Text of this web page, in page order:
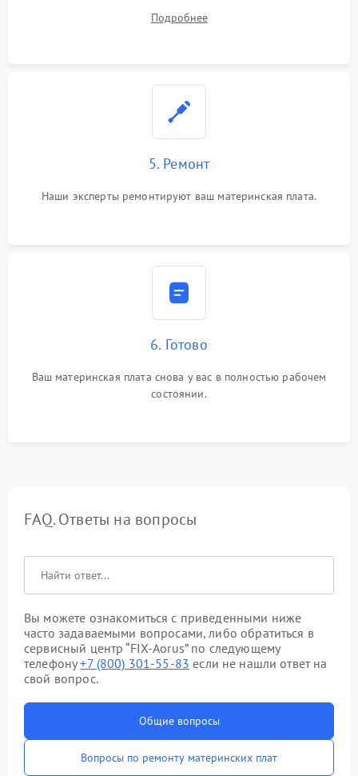
Подробнее
5. Ремонт
Наши эксперты ремонтируют ваш материнская плата.
6. Готово
Ваш материнская плата снова у вас в полностью рабочем
состоянии.
FAQ. Ответы на вопросы
Вы можете ознакомиться с приведенными ниже
часто задаваемыми вопросами, либо обратиться в
сервисный центр “FIX-Aorus” по следующему
телефону+7 (800) 301-55-83 если не нашли ответ на
свой вопрос.
Общие вопросы
Вопросы по ремонту материнских плат